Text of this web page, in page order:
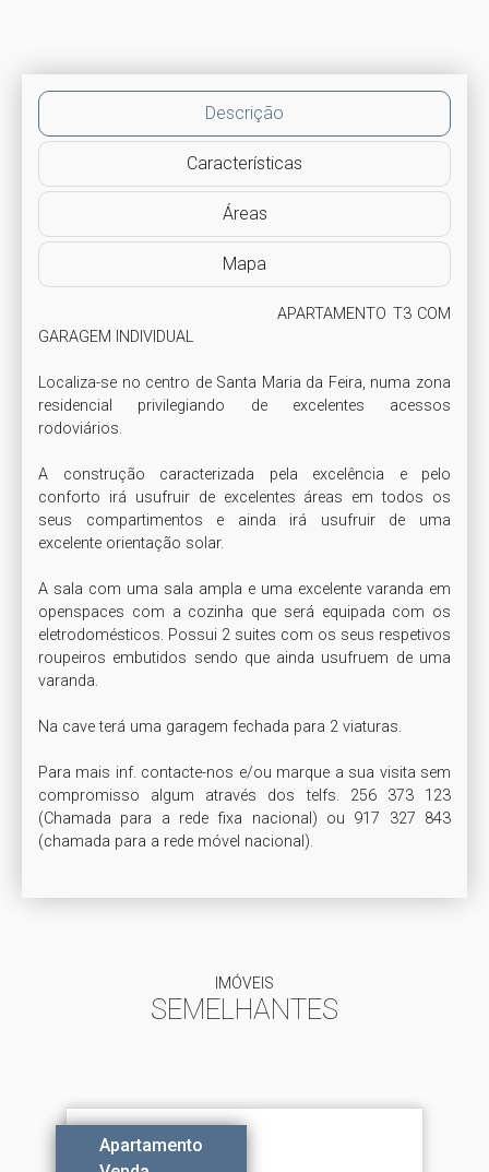
Descrição
Características
Áreas
Mapa
                                        APARTAMENTO T3 COM
GARAGEM INDIVIDUAL
Localiza-se no centro de Santa Maria da Feira, numa zona
residencial privilegiando de excelentes acessos
rodoviários.
A construção caracterizada pela excelência e pelo
conforto irá usufruir de excelentes áreas em todos os
seus compartimentos e ainda irá usufruir de uma
excelente orientação solar.
A sala com uma sala ampla e uma excelente varanda em
openspaces com a cozinha que será equipada com os
eletrodomésticos. Possui 2 suites com os seus respetivos
roupeiros embutidos sendo que ainda usufruem de uma
varanda.
Na cave terá uma garagem fechada para 2 viaturas.
Para mais inf. contacte-nos e/ou marque a sua visita sem
compromisso algum através dos telfs. 256 373 123
(Chamada para a rede fixa nacional) ou 917 327 843
IMÓVEIS
SEMELHANTES
Apartamento